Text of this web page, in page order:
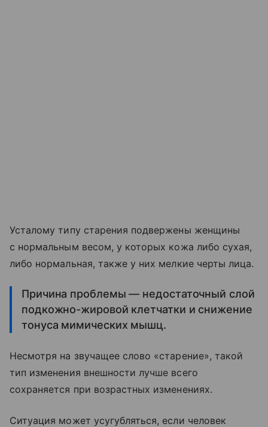
Усталому типу старения подвержены женщины
с нормальным весом, у которых кожа либо сухая,
либо нормальная, также у них мелкие черты лица.
Причина проблемы — недостаточный слой
подкожно-жировой клетчатки и снижение
тонуса мимических мышц.
Несмотря на звучащее слово «старение», такой
тип изменения внешности лучше всего
сохраняется при возрастных изменениях.
Ситуация может усугубляться, если человек